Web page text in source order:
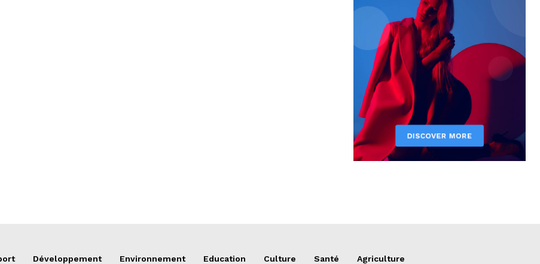
Développement Environnement Education Culture Santé Agriculture